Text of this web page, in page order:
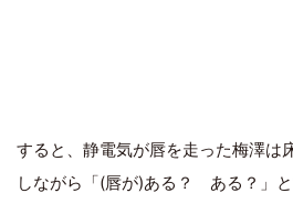
すると、静電気が唇を走った梅澤は
しながら「(唇が)ある？ ある？」